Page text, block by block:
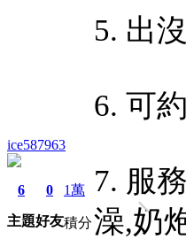
ice587963
6
主題
0
好友
1萬
積分
5. 出
6. 可
7. 服
澡,奶